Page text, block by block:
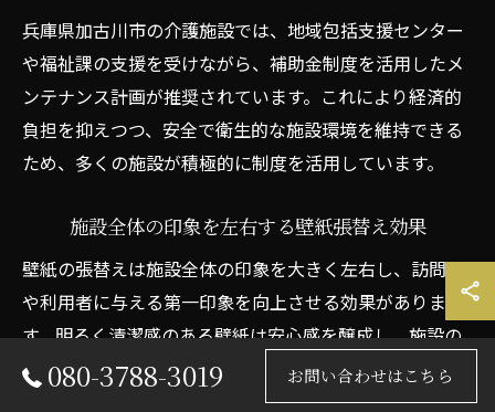
兵庫県加古川市の介護施設では、地域包括支援センター
や福祉課の支援を受けながら、補助金制度を活用したメ
ンテナンス計画が推奨されています。これにより経済的
負担を抑えつつ、安全で衛生的な施設環境を維持できる
ため、多くの施設が積極的に制度を活用しています。
施設全体の印象を左右する壁紙張替え効果
壁紙の張替えは施設全体の印象を大きく左右し、訪問者
や利用者に与える第一印象を向上させる効果がありま
す。明るく清潔感のある壁紙は安心感を醸成し、施設の
ブランドイメージ向上にもつながります。逆に、古びた
壁紙が目立つと施設の管理状態に対する不信感を招く恐
080-3788-3019 お問い合わせはこちら